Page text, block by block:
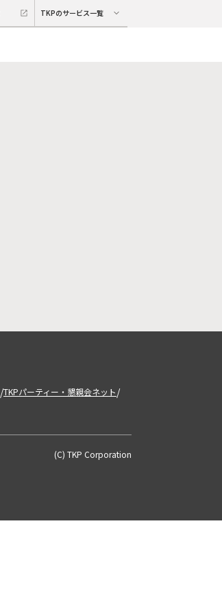
TKPのサービス一覧
/TKPパーティー・懇親会ネット/
(C) TKP Corporation